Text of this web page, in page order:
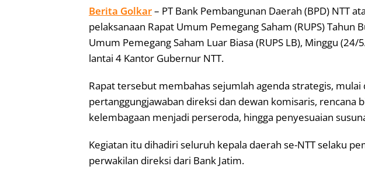
Berita Golkar– PT Bank Pembangunan Daerah (BPD) NTT
pelaksanaan Rapat Umum Pemegang Saham (RUPS) Tahun
Umum Pemegang Saham Luar Biasa (RUPS LB), Minggu
lantai 4 Kantor Gubernur NTT.
Rapat tersebut membahas sejumlah agenda strategis, mulai
pertanggungjawaban direksi dan dewan komisaris, rencana
kelembagaan menjadi perseroda, hingga penyesuaian
Kegiatan itu dihadiri seluruh kepala daerah se-NTT selaku
perwakilan direksi dari Bank Jatim.